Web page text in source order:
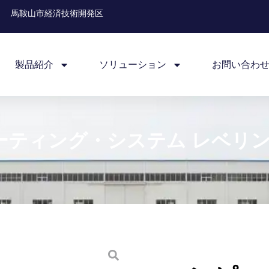
馬鞍山市経済技術開発区
製品紹介 ソリューション お問い合わせ
ィング・システム レベリ